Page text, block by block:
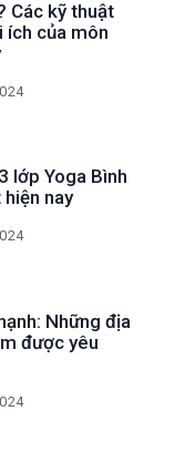
Các kỹ thuật
ích của môn
lớp Yoga Bình
nay
Những địa
được yêu